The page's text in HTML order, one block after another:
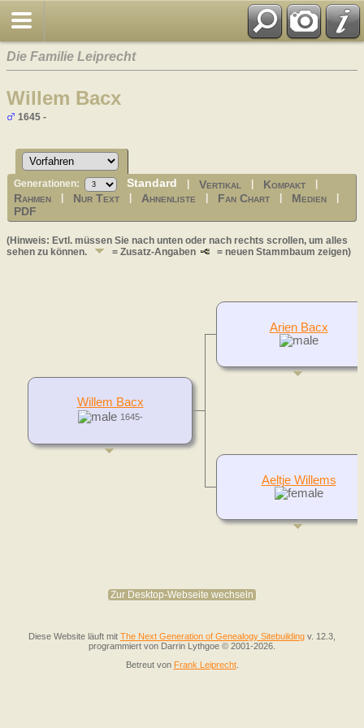
Die Familie Leiprecht
Willem Bacx
1645 -
Generationen: Standard |Vertikal Kompakt
Rahmen Nur Text Ahnenliste Fan Chart Medien
PDF
(Hinweis: Evtl. müssen Sie nach unten oder nach rechts scrollen, um alles
sehen zu können.
= Zusatz-Angaben = neuen Stammbaum zeigen)
Willem Bacx
1645-
Arien Bacx
Aeltje Willems
Zur Desktop-Webseite wechseln
Diese Website läuft mit The Next Generation of Genealogy Sitebuilding v. 12.3,
programmiert von Darrin Lythgoe © 2001-2026.
Betreut von Frank Leiprecht.